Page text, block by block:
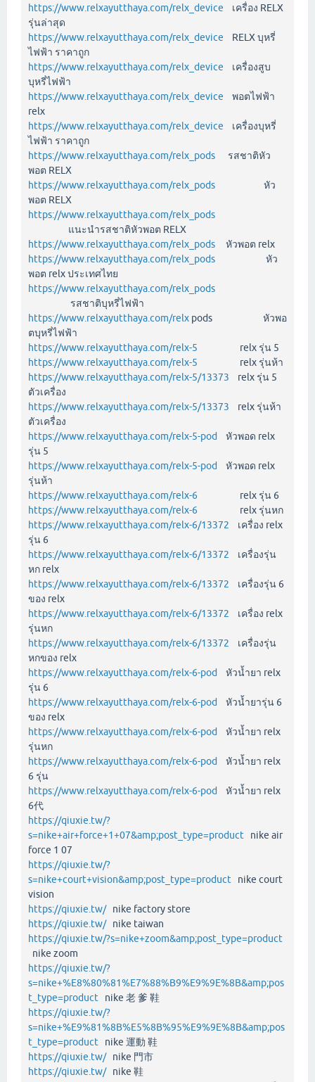
https://www.relxayutthaya.com/relx_device
เครื่อง RELX
รุ่นล่าสุด
https://www.relxayutthaya.com/relx_device
RELX บุหรี่
ไฟฟ้า ราคาถูก
https://www.relxayutthaya.com/relx_device
เครื่องสูบ
บุหรี่ไฟฟ้า
https://www.relxayutthaya.com/relx_device
พอตไฟฟ้า
relx
https://www.relxayutthaya.com/relx_device
เครื่องบุหรี่
ไฟฟ้า ราคาถูก
https://www.relxayutthaya.com/relx_pods รสชาติหัว
พอต RELX
https://www.relxayutthaya.com/relx_pods
หัว
พอต RELX
https://www.relxayutthaya.com/relx_pods
แนะนำรสชาติหัวพอต RELX
https://www.relxayutthaya.com/relx_pods หัวพอต relx
https://www.relxayutthaya.com/relx_pods
หัว
พอต relx ประเทศไทย
https://www.relxayutthaya.com/relx_pods
รสชาติบุหรี่ไฟฟ้า
https://www.relxayutthaya.com/relx pods หัวพอ
ตบุหรี่ไฟฟ้า
https://www.relxayutthaya.com/relx-5
relx รุ่น 5
https://www.relxayutthaya.com/relx-5
relx รุ่นห้า
https://www.relxayutthaya.com/relx-5/13373
relx รุ่น 5
ตัวเครื่อง
https://www.relxayutthaya.com/relx-5/13373
relx รุ่นห้า
ตัวเครื่อง
https://www.relxayutthaya.com/relx-5-pod
หัวพอด relx
รุ่น 5
https://www.relxayutthaya.com/relx-5-pod
หัวพอด relx
รุ่นห้า
https://www.relxayutthaya.com/relx-6
relx รุ่น 6
https://www.relxayutthaya.com/relx-6
relx รุ่นหก
https://www.relxayutthaya.com/relx-6/13372
เครื่อง relx
รุ่น 6
https://www.relxayutthaya.com/relx-6/13372
เครื่องรุ่น
หก relx
https://www.relxayutthaya.com/relx-6/13372
เครื่องรุ่น 6
ของ relx
https://www.relxayutthaya.com/relx-6/13372
เครื่อง relx
รุ่นหก
https://www.relxayutthaya.com/relx-6/13372
เครื่องรุ่น
หกของ relx
https://www.relxayutthaya.com/relx-6-pod
หัวน้ำยา relx
รุ่น 6
https://www.relxayutthaya.com/relx-6-pod
หัวน้ำยารุ่น 6
ของ relx
https://www.relxayutthaya.com/relx-6-pod
หัวน้ำยา relx
รุ่นหก
https://www.relxayutthaya.com/relx-6-pod
หัวน้ำยา relx
6 รุ่น
https://www.relxayutthaya.com/relx-6-pod
หัวน้ำยา relx
6代
https://qiuxie.tw/?
s=nike+air+force+1+07&amp;post_type=product nike air
force 1 07
https://qiuxie.tw/?
s=nike+court+vision&amp;post_type=product nike court
vision
https://qiuxie.tw/nike factory store
https://qiuxie.tw/nike taiwan
https://qiuxie.tw/?s=nike+zoom&amp;post_type=product
nike zoom
https://qiuxie.tw/?
s=nike+%E8%80%81%E7%88%B9%E9%9E%8B&amp;pos
t_type=product nike 老 爹 鞋
https://qiuxie.tw/?
s=nike+%E9%81%8B%E5%8B%95%E9%9E%8B&amp;pos
t_type=product nike 運動 鞋
https://qiuxie.tw/nike 門市
https://qiuxie.tw/nike 鞋